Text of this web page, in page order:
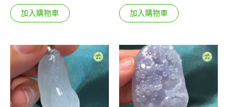
加入購物車 加入購物車